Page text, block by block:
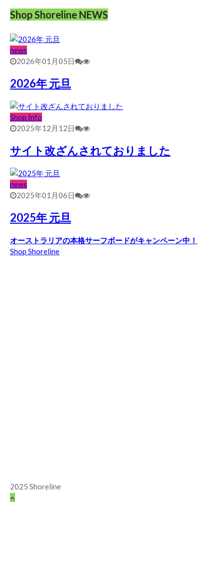
Shop Shoreline NEWS
news
2026年01月05日
2026年 元旦
Shop Info
2025年12月12日
サイト改ざんされておりました
news
2025年01月06日
2025年 元旦
オーストラリアの本格サーフボードがキャンペーン中！
Shop Shoreline
2025 Shoreline